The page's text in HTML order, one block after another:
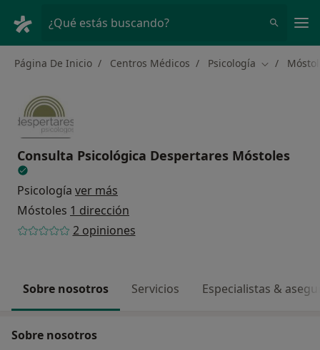
¿Qué estás buscando?
Página De Inicio Centros Médicos Psicología Cambiar de
Consulta Psicológica Despertares Móstoles
Psicología ver más
Móstoles 1 dirección
2 opiniones
Sobre nosotros Servicios Especialistas &
Sobre nosotros